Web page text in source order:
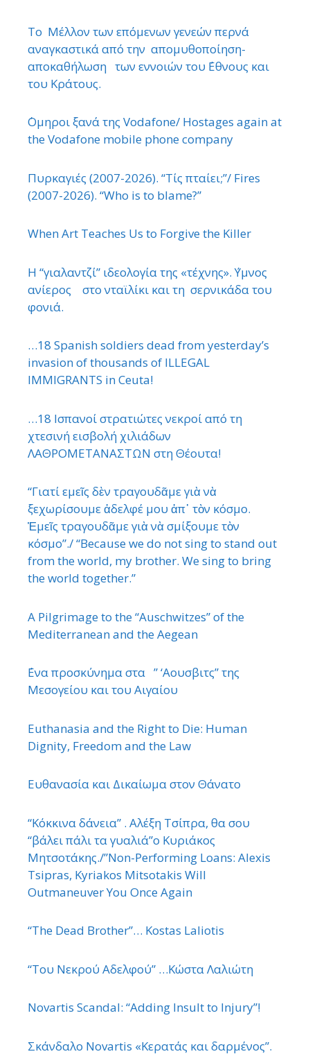
Το Μέλλον των επόμενων γενεών περνά
αναγκαστικά από την απομυθοποίηση-
αποκαθήλωση των εννοιών του ΄Εθνους και
του Κράτους.
΄Ομηροι ξανά της Vodafone/ Hostages again at
the Vodafone mobile phone company
Πυρκαγιές (2007-2026). “Τίς πταίει;”/ Fires
(2007-2026). “Who is to blame?”
When Art Teaches Us to Forgive the Killer
Η “γιαλαντζί” ιδεολογία της «τέχνης». ΄Υμνος
ανίερος στο νταϊλίκι και τη σερνικάδα του
φονιά.
…18 Spanish soldiers dead from yesterday’s
invasion of thousands of ILLEGAL
IMMIGRANTS in Ceuta!
…18 Ισπανοί στρατιώτες νεκροί από τη
χτεσινή εισβολή χιλιάδων
ΛΑΘΡΟΜΕΤΑΝΑΣΤΩΝ στη Θέουτα!
“Γιατί εμεῖς δὲν τραγουδᾶμε γιὰ νὰ
ξεχωρίσουμε ἀδελφέ μου ἀπ᾿ τὸν κόσμο.
Ἐμεῖς τραγουδᾶμε γιὰ νὰ σμίξουμε τὸν
κόσμο”./ “Because we do not sing to stand out
from the world, my brother. We sing to bring
the world together.”
A Pilgrimage to the “Auschwitzes” of the
Mediterranean and the Aegean
΄Ενα προσκύνημα στα ” ‘Αουσβιτς” της
Μεσογείου και του Αιγαίου
Euthanasia and the Right to Die: Human
Dignity, Freedom and the Law
Ευθανασία και Δικαίωμα στον Θάνατο
“Κόκκινα δάνεια” . Αλέξη Τσίπρα, θα σου
“βάλει πάλι τα γυαλιά”ο Κυριάκος
Μητσοτάκης./”Non-Performing Loans: Alexis
Tsipras, Kyriakos Mitsotakis Will
Outmaneuver You Once Again
“The Dead Brother”… Kostas Laliotis
“Του Νεκρού Αδελφού” …Κώστα Λαλιώτη
Novartis Scandal: “Adding Insult to Injury”!
Σκάνδαλο Novartis «Κερατάς και δαρμένος”.